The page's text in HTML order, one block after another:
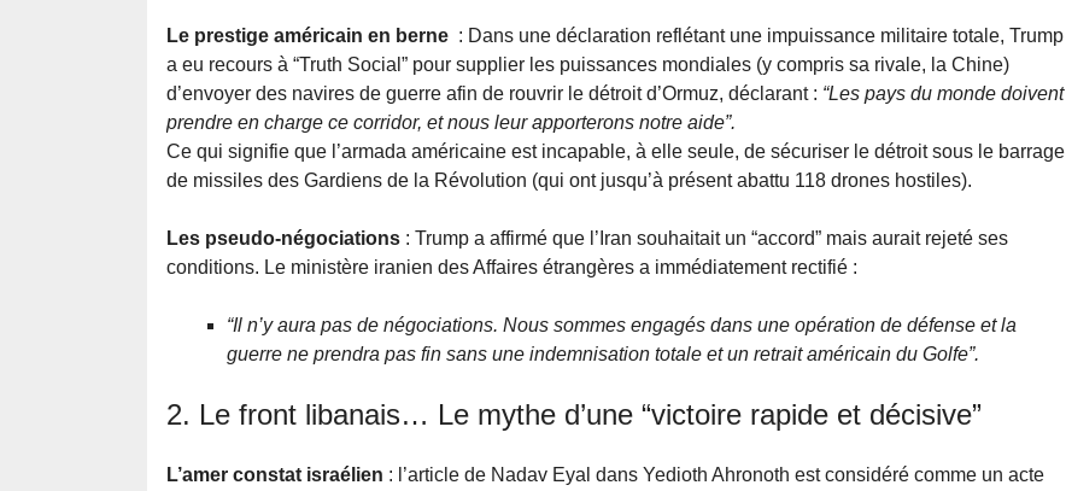
Le prestige américain en berne : Dans une déclaration reflétant une impuissance militaire totale, Trump
a eu recours à “Truth Social” pour supplier les puissances mondiales (y compris sa rivale, la Chine)
d’envoyer des navires de guerre afin de rouvrir le détroit d’Ormuz, déclarant : “Les pays du monde doivent
prendre en charge ce corridor, et nous leur apporterons notre aide”.
Ce qui signifie que l’armada américaine est incapable, à elle seule, de sécuriser le détroit sous le barrage
de missiles des Gardiens de la Révolution (qui ont jusqu’à présent abattu 118 drones hostiles).
Les pseudo-négociations : Trump a affirmé que l’Iran souhaitait un “accord” mais aurait rejeté ses
conditions. Le ministère iranien des Affaires étrangères a immédiatement rectifié :
“Il n’y aura pas de négociations. Nous sommes engagés dans une opération de défense et la
guerre ne prendra pas fin sans une indemnisation totale et un retrait américain du Golfe”.
2. Le front libanais… Le mythe d’une “victoire rapide et décisive”
L’amer constat israélien : l’article de Nadav Eyal dans Yedioth Ahronoth est considéré comme un acte